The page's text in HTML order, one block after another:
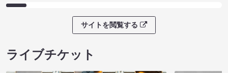
サイトを閲覧する
ライブチケット